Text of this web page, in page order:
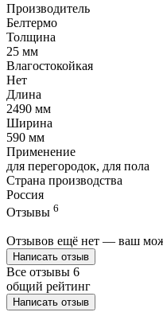
Производитель
Белтермо
Толщина
25 мм
Влагостокойкая
Нет
Длина
2490 мм
Ширина
590 мм
Применение
для перегородок, для пола
Страна производства
Россия
Отзывы 6
Отзывов ещё нет — ваш
Написать отзыв
Все отзывы 6
общий рейтинг
Написать отзыв